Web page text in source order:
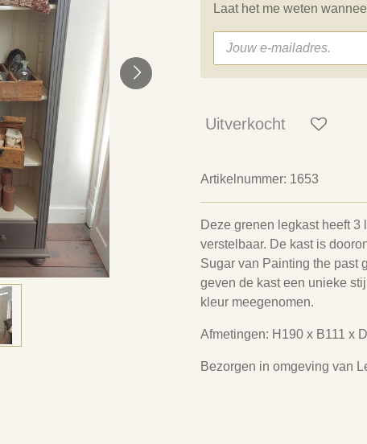
Laat het me weten
Uitverkocht
Artikelnummer: 1653
Deze grenen legkast heeft
verstelbaar. De kast is
Sugar van Painting the past
geven de kast een unieke
kleur meegenomen.
Afmetingen: H190 x B111 x
Bezorgen in omgeving van